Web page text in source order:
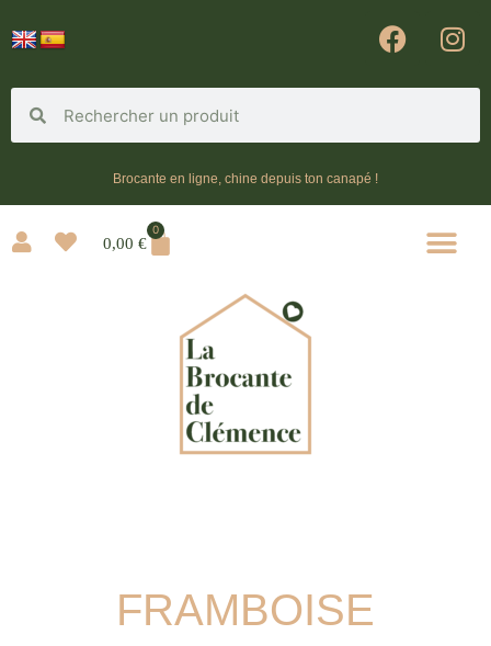
Brocante en ligne, chine depuis ton canapé !
0,00 €
0
FRAMBOISE